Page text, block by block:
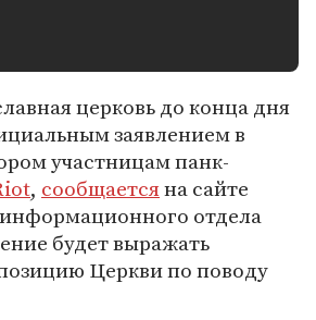
церковь до конца дня
заявлением в
участницам панк-
, сообщаетсяна сайте
отдела
будет выражать
Церкви по поводу